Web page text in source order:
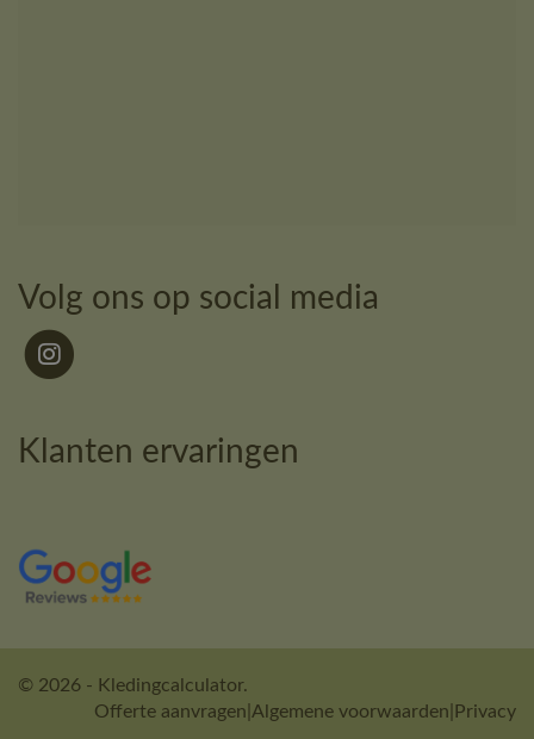
Volg ons op social media
Klanten ervaringen
© 2026 - Kledingcalculator.
Offerte aanvragen Algemene voorwaarden Privacy